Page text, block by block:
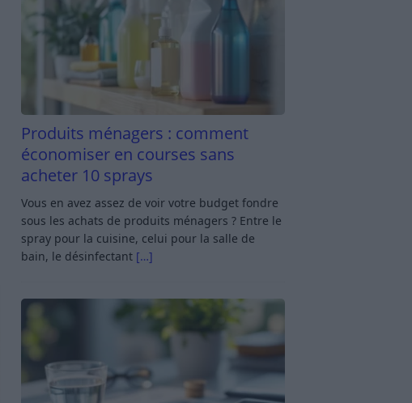
Produits ménagers : comment
économiser en courses sans
acheter 10 sprays
Vous en avez assez de voir votre budget fondre
sous les achats de produits ménagers ? Entre le
spray pour la cuisine, celui pour la salle de
bain, le désinfectant […]